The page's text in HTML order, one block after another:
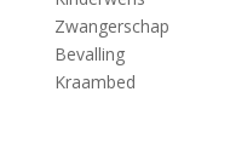
Zwangerschap
Bevalling
Kraambed